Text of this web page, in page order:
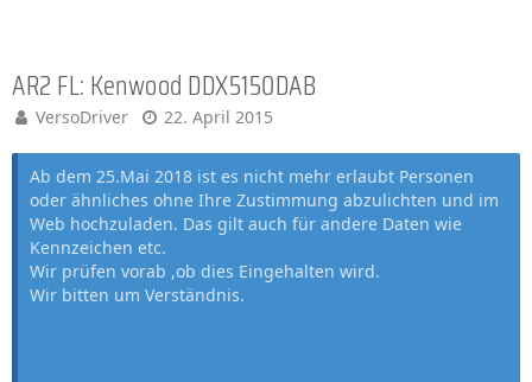
AR2 FL: Kenwood DDX5150DAB
VersoDriver 22. April 2015
Ab dem 25.Mai 2018 ist es nicht mehr erlaubt Personen
oder ähnliches ohne Ihre Zustimmung abzulichten und im
Web hochzuladen. Das gilt auch für andere Daten wie
Kennzeichen etc.
Wir prüfen vorab ,ob dies Eingehalten wird.
Wir bitten um Verständnis.